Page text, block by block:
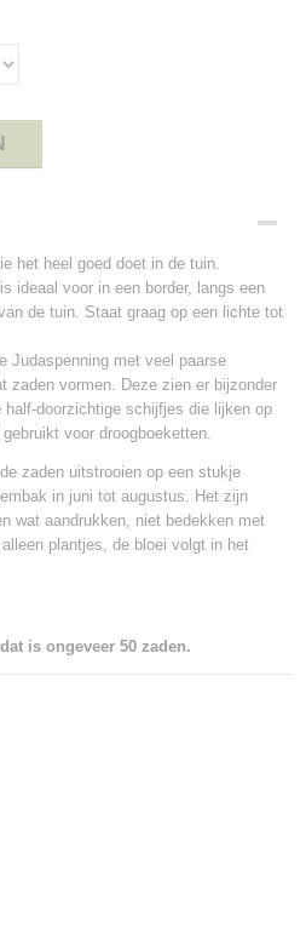
het heel goed doet in de tuin.
is ideaal voor in een border, langs een
de tuin. Staat graag op een lichte tot
Judaspenning met veel paarse
zaden vormen. Deze zien er bijzonder
doorzichtige schijfjes die lijken op
voor droogboeketten.
zaden uitstrooien op een stukje
in juni tot augustus. Het zijn
wat aandrukken, niet bedekken met
plantjes, de bloei volgt in het
is ongeveer 50 zaden.